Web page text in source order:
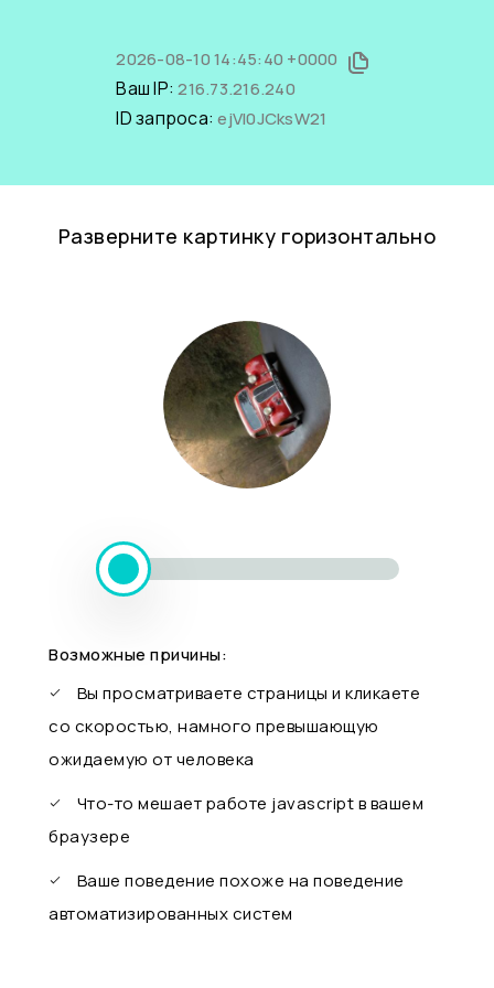
2026-08-10 14:45:40 +0000
Ваш IP:216.73.216.240
ID запроса:ejVl0JCksW21
Разверните картинку горизонтально
Возможные причины:
Вы просматриваете страницы и кликаете
со скоростью, намного превышающую
ожидаемую от человека
Что-то мешает работе javascript в вашем
браузере
Ваше поведение похоже на поведение
автоматизированных систем